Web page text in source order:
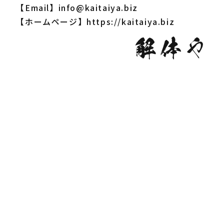
【Email】info@kaitaiya.biz
【ホームページ】https://kaitaiya.biz
解体や